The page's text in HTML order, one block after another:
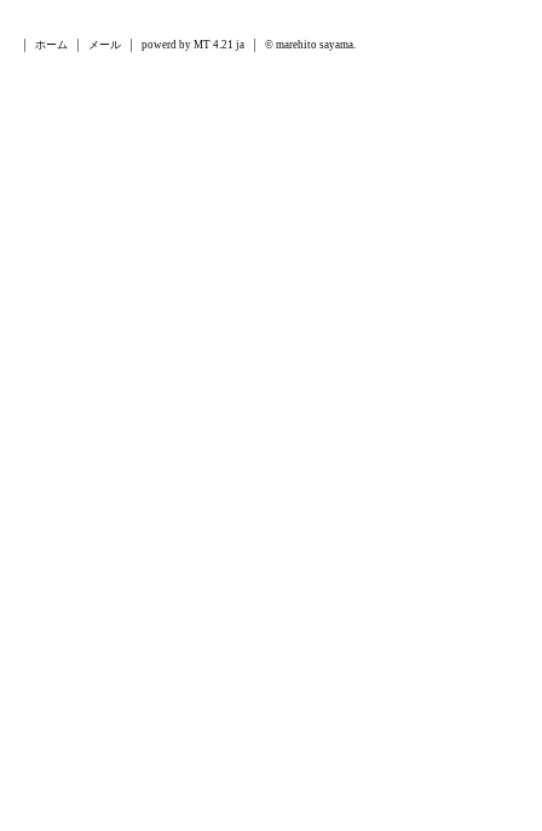
ホーム メール powerd by MT 4.21 ja © marehito sayama.